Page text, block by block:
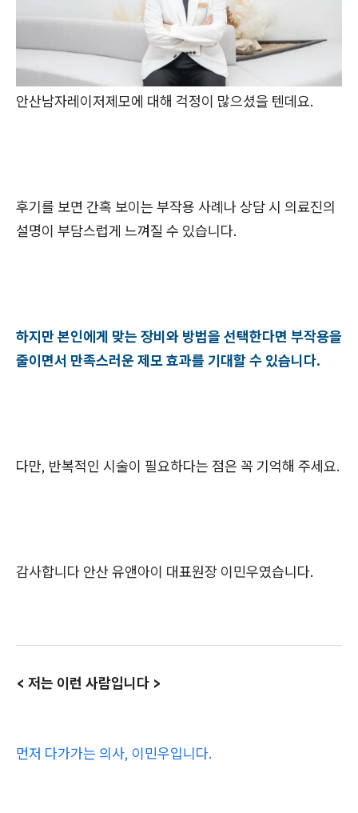
안산남자레이저제모에 대해 걱정이 많으셨을 텐데요.
후기를 보면 간혹 보이는 부작용 사례나 상담 시 의료진의
설명이 부담스럽게 느껴질 수 있습니다.
하지만 본인에게 맞는 장비와 방법을 선택한다면 부작용을
줄이면서 만족스러운 제모 효과를 기대할 수 있습니다.
다만, 반복적인 시술이 필요하다는 점은 꼭 기억해 주세요.
감사합니다 안산 유앤아이 대표원장 이민우였습니다.
< 저는 이런 사람입니다 >
먼저 다가가는 의사, 이민우입니다.